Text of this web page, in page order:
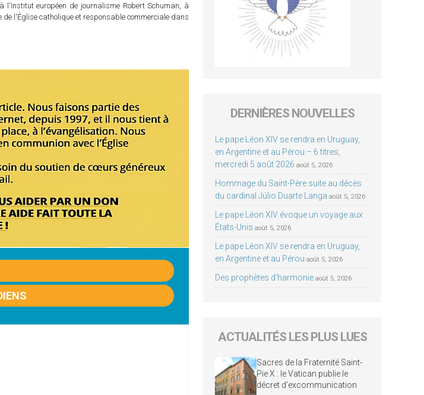
européen de journalisme Robert Schuman, à
l'Église catholique et responsable commerciale dans
DERNIÈRES NOUVELLES
Le pape Léon XIV se rendra en Uruguay,
en Argentine et au Pérou – 6 titres,
mercredi 5 août 2026 août 5, 2026
Hommage du Saint-Père suite au décès
du cardinal Júlio Duarte Langa août 5, 2026
Le pape Léon XIV évoque un voyage aux
États-Unis août 5, 2026
Le pape Léon XIV se rendra en Uruguay,
en Argentine et au Pérou août 5, 2026
Des prophètes d’harmonie août 5, 2026
ACTUALITÉS LES PLUS LUES
Sacres de la Fraternité Saint-
Pie X : le Vatican publie le
décret d’excommunication